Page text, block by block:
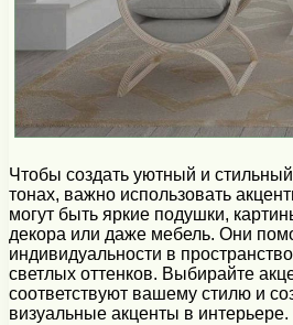
Чтобы создать уютный и
тонах, важно использовать
могут быть яркие подушки,
декора или даже мебель. Они
индивидуальности в
светлых оттенков. Выбирайте
соответствуют вашему стилю и
визуальные акценты в интерьере.